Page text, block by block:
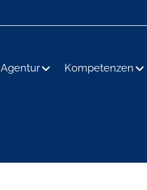
Agentur Kompetenzen